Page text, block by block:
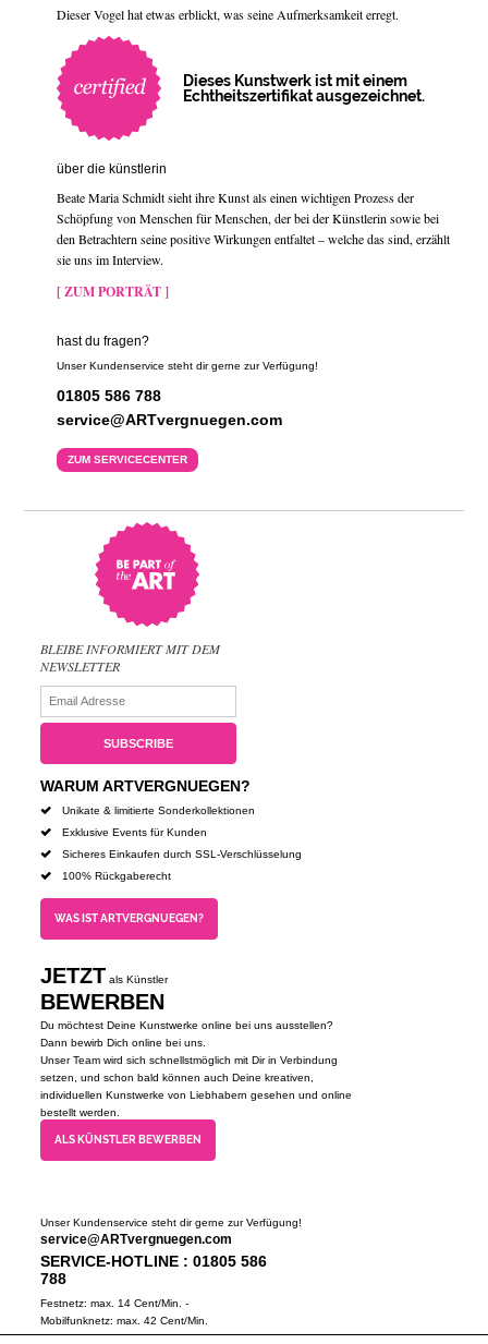
Dieser Vogel hat etwas erblickt, was seine Aufmerksamkeit erregt.
Dieses Kunstwerk ist mit einem
Echtheitszertifikat ausgezeichnet.
über die künstlerin
Beate Maria Schmidt sieht ihre Kunst als einen wichtigen Prozess der
Schöpfung von Menschen für Menschen, der bei der Künstlerin sowie bei
den Betrachtern seine positive Wirkungen entfaltet – welche das sind, erzählt
sie uns im Interview.
[ ZUM PORTRÄT ]
hast du fragen?
Unser Kundenservice steht dir gerne zur Verfügung!
01805 586 788
service@ARTvergnuegen.com
ZUM SERVICECENTER
BLEIBE INFORMIERT MIT DEM
NEWSLETTER
WARUM ARTVERGNUEGEN?
Unikate & limitierte Sonderkollektionen
Exklusive Events für Kunden
Sicheres Einkaufen durch SSL-Verschlüsselung
100% Rückgaberecht
WAS IST ARTVERGNUEGEN?
JETZT als Künstler
BEWERBEN
Du möchtest Deine Kunstwerke online bei uns ausstellen?
Dann bewirb Dich online bei uns.
Unser Team wird sich schnellstmöglich mit Dir in Verbindung
setzen, und schon bald können auch Deine kreativen,
individuellen Kunstwerke von Liebhabern gesehen und online
bestellt werden.
ALS KÜNSTLER BEWERBEN
Unser Kundenservice steht dir gerne zur Verfügung!
service@ARTvergnuegen.com
SERVICE-HOTLINE : 01805 586
788
Festnetz: max. 14 Cent/Min. -
Mobilfunknetz: max. 42 Cent/Min.
(Mo-Do 9-18 Uhr, Fr 9-16 Uhr)